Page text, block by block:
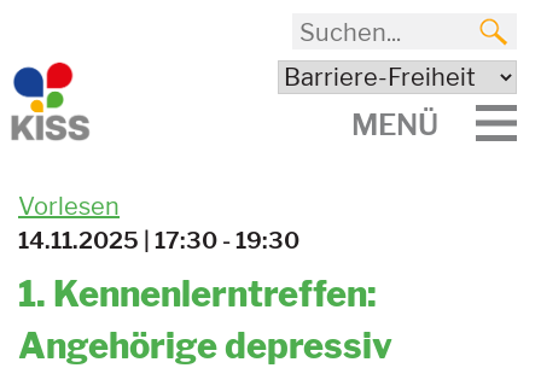
MENÜ
Vorlesen
14.11.2025 | 17:30 - 19:30
1. Kennenlerntreffen:
Angehörige depressiv